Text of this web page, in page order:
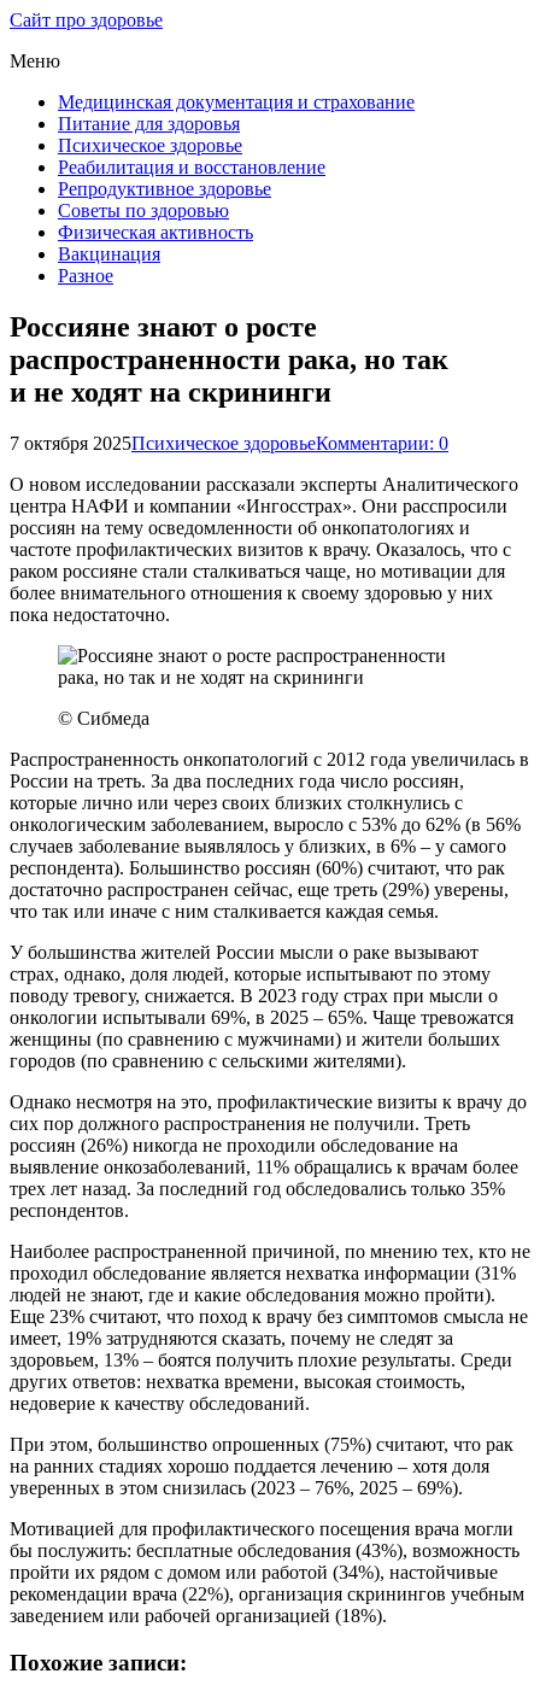
Сайт про здоровье
Меню
Медицинская документация и страхование
Питание для здоровья
Психическое здоровье
Реабилитация и восстановление
Репродуктивное здоровье
Советы по здоровью
Физическая активность
Вакцинация
Разное
Россияне знают о росте
распространенности рака, но так
и не ходят на скрининги
7 октября 2025Психическое здоровьеКомментарии: 0
О новом исследовании рассказали эксперты Аналитического
центра НАФИ и компании «Ингосстрах». Они расспросили
россиян на тему осведомленности об онкопатологиях и
частоте профилактических визитов к врачу. Оказалось, что с
раком россияне стали сталкиваться чаще, но мотивации для
более внимательного отношения к своему здоровью у них
пока недостаточно.
© Сибмеда
Распространенность онкопатологий с 2012 года увеличилась в
России на треть. За два последних года число россиян,
которые лично или через своих близких столкнулись с
онкологическим заболеванием, выросло с 53% до 62% (в 56%
случаев заболевание выявлялось у близких, в 6% – у самого
респондента). Большинство россиян (60%) считают, что рак
достаточно распространен сейчас, еще треть (29%) уверены,
что так или иначе с ним сталкивается каждая семья.
У большинства жителей России мысли о раке вызывают
страх, однако, доля людей, которые испытывают по этому
поводу тревогу, снижается. В 2023 году страх при мысли о
онкологии испытывали 69%, в 2025 – 65%. Чаще тревожатся
женщины (по сравнению с мужчинами) и жители больших
городов (по сравнению с сельскими жителями).
Однако несмотря на это, профилактические визиты к врачу до
сих пор должного распространения не получили. Треть
россиян (26%) никогда не проходили обследование на
выявление онкозаболеваний, 11% обращались к врачам более
трех лет назад. За последний год обследовались только 35%
респондентов.
Наиболее распространенной причиной, по мнению тех, кто не
проходил обследование является нехватка информации (31%
людей не знают, где и какие обследования можно пройти).
Еще 23% считают, что поход к врачу без симптомов смысла не
имеет, 19% затрудняются сказать, почему не следят за
здоровьем, 13% – боятся получить плохие результаты. Среди
других ответов: нехватка времени, высокая стоимость,
недоверие к качеству обследований.
При этом, большинство опрошенных (75%) считают, что рак
на ранних стадиях хорошо поддается лечению – хотя доля
уверенных в этом снизилась (2023 – 76%, 2025 – 69%).
Мотивацией для профилактического посещения врача могли
бы послужить: бесплатные обследования (43%), возможность
пройти их рядом с домом или работой (34%), настойчивые
рекомендации врача (22%), организация скринингов учебным
заведением или рабочей организацией (18%).
Похожие записи: